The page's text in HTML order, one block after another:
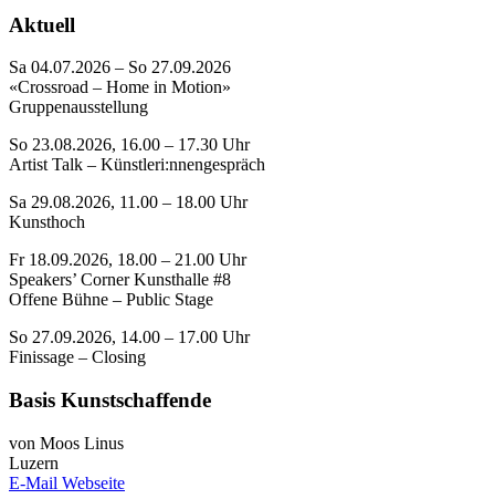
Aktuell
Sa 04.07.2026 – So 27.09.2026
«Crossroad – Home in Motion»
Gruppenausstellung
So 23.08.2026, 16.00 – 17.30 Uhr
Artist Talk – Künstleri:nnengespräch
Sa 29.08.2026, 11.00 – 18.00 Uhr
Kunsthoch
Fr 18.09.2026, 18.00 – 21.00 Uhr
Speakers’ Corner Kunsthalle #8
Offene Bühne – Public Stage
So 27.09.2026, 14.00 – 17.00 Uhr
Finissage – Closing
Basis Kunstschaffende
von Moos Linus
Luzern
E-Mail Webseite